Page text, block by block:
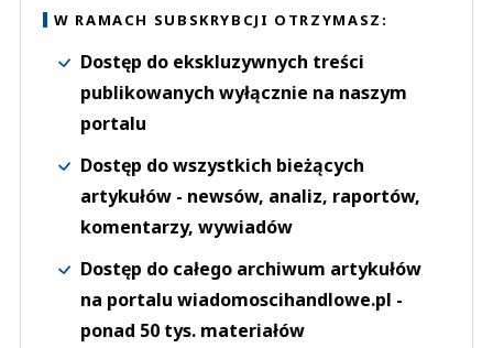
W RAMACH SUBSKRYBCJI OTRZYMASZ:
Dostęp do ekskluzywnych treści
publikowanych wyłącznie na naszym
portalu
Dostęp do wszystkich bieżących
artykułów - newsów, analiz, raportów,
komentarzy, wywiadów
Dostęp do całego archiwum artykułów
na portalu wiadomoscihandlowe.pl -
ponad 50 tys. materiałów